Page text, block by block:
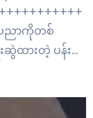
ပညာကိုတစ်
ားတဲ့ ပန်းချီ
မွန်အမျိုးသား